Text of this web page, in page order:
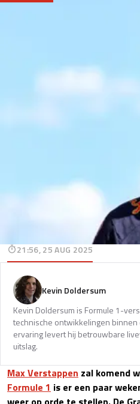
21:56, 25 AUG 2025
Kevin Doldersum
Kevin Doldersum is Formule 1-
technische ontwikkelingen
ervaring levert hij betrouwbare
uitslag.
Max Verstappen zal komend
Formule 1 is er een paar